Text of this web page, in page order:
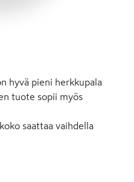
hyvä pieni herkkupala
tuote sopii myös
saattaa vaihdella